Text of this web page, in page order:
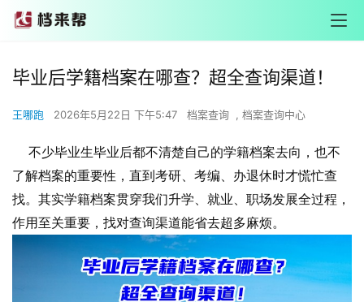
毕业后学籍档案在哪查？超全查询渠道！
王哪跑 2026年5月22日 下午5:47 档案查询 , 档案查询中心
不少毕业生毕业后都不清楚自己的学籍档案去向，也不
了解档案的重要性，直到考研、考编、办退休时才慌忙查
找。其实学籍档案贯穿我们升学、就业、职场发展全过程，
作用至关重要，找对查询渠道能省去超多麻烦。